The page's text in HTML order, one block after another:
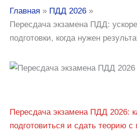
Главная
ПДД 2026
Пересдача экзамена ПДД:
подготовки, когда нужен
Пересдача экзамена ПДД 2026:
подготовиться и сдать теорию с